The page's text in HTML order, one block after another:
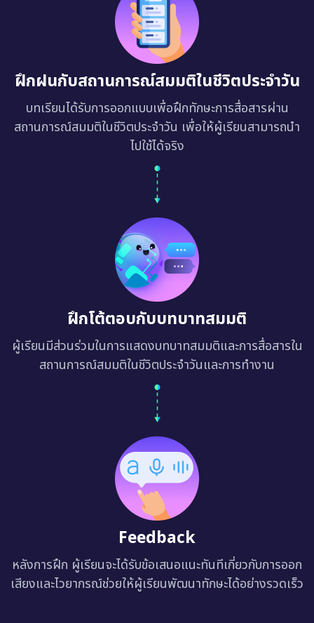
ฝึกฝนกับสถานการณ์สมมติในชีวิตประจำวัน
บทเรียนได้รับการออกแบบเพื่อฝึกทักษะการสื่อสารผ่าน
สถานการณ์สมมติในชีวิตประจำวัน เพื่อให้ผู้เรียนสามารถนำ
ไปใช้ได้จริง
ฝึกโต้ตอบกับบทบาทสมมติ
ผู้เรียนมีส่วนร่วมในการแสดงบทบาทสมมติและการสื่อสารใน
สถานการณ์สมมติในชีวิตประจำวันและการทำงาน
Feedback
หลังการฝึก ผู้เรียนจะได้รับข้อเสนอแนะทันทีเกี่ยวกับการออก
เสียงและไวยากรณ์ช่วยให้ผู้เรียนพัฒนาทักษะได้อย่างรวดเร็ว